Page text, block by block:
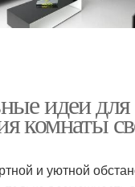
идеи для
комнаты
и уютной